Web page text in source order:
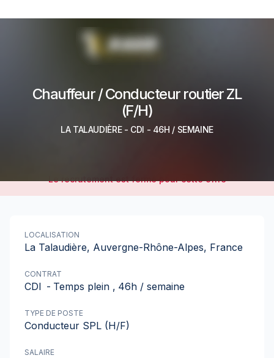
Chauffeur / Conducteur routier ZL
(F/H)
LA TALAUDIÈRE - CDI - 46H / SEMAINE
Le recrutement est fermé pour cette offre
LOCALISATION
La Talaudière, Auvergne-Rhône-Alpes, France
CONTRAT
CDI - Temps plein , 46h / semaine
TYPE DE POSTE
Conducteur SPL (H/F)
SALAIRE